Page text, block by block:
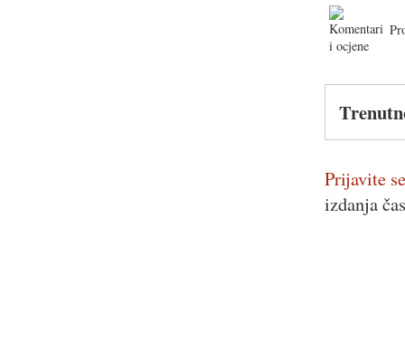
Prijavite
izdanja